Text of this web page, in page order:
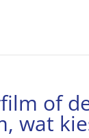
of
wat